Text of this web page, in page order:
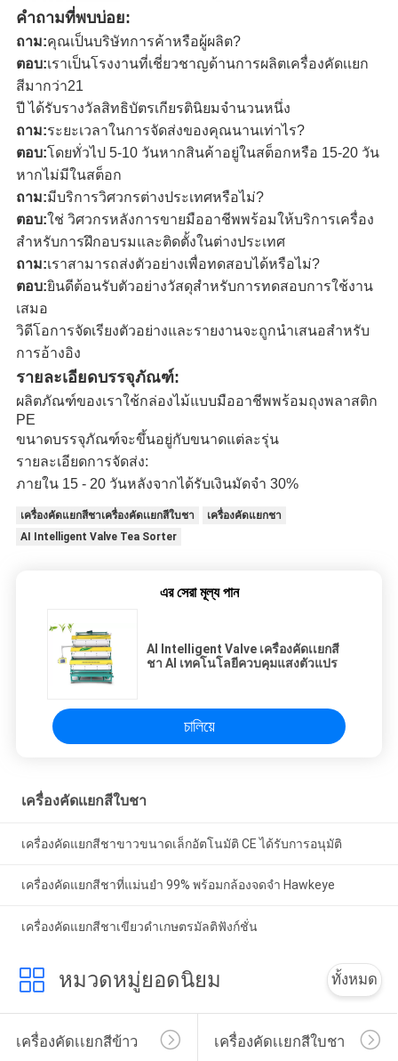
คำถามที่พบบ่อย:
ถาม:คุณเป็นบริษัทการค้าหรือผู้ผลิต?
ตอบ:เราเป็นโรงงานที่เชี่ยวชาญด้านการผลิตเครื่องคัดเเยก
สีมากว่า21
ปี ได้รับรางวัลสิทธิบัตรเกียรตินิยมจำนวนหนึ่ง
ถาม:ระยะเวลาในการจัดส่งของคุณนานเท่าไร?
ตอบ:โดยทั่วไป 5-10 วันหากสินค้าอยู่ในสต็อกหรือ 15-20 วัน
หากไม่มีในสต็อก
ถาม:มีบริการวิศวกรต่างประเทศหรือไม่?
ตอบ:ใช่ วิศวกรหลังการขายมืออาชีพพร้อมให้บริการเครื่อง
สำหรับการฝึกอบรมและติดตั้งในต่างประเทศ
ถาม:เราสามารถส่งตัวอย่างเพื่อทดสอบได้หรือไม่?
ตอบ:ยินดีต้อนรับตัวอย่างวัสดุสำหรับการทดสอบการใช้งาน
เสมอ
วิดีโอการจัดเรียงตัวอย่างและรายงานจะถูกนำเสนอสำหรับ
การอ้างอิง
รายละเอียดบรรจุภัณฑ์:
ผลิตภัณฑ์ของเราใช้กล่องไม้แบบมืออาชีพพร้อมถุงพลาสติก
PE
ขนาดบรรจุภัณฑ์จะขึ้นอยู่กับขนาดแต่ละรุ่น
รายละเอียดการจัดส่ง:
ภายใน 15 - 20 วันหลังจากได้รับเงินมัดจำ 30%
เครื่องคัดแยกสีชาเครื่องคัดเเยกสีใบชา
เครื่องคัดแยกชา
AI Intelligent Valve Tea Sorter
এর সেরা মূল্য পান
AI Intelligent Valve เครื่องคัดเเยกสี
ชา AI เทคโนโลยีควบคุมแสงตัวแปร
চালিয়ে
เครื่องคัดเเยกสีใบชา
เครื่องคัดแยกสีชาขาวขนาดเล็กอัตโนมัติ CE ได้รับการอนุมัติ
เครื่องคัดแยกสีชาที่แม่นยำ 99% พร้อมกล้องจดจำ Hawkeye
เครื่องคัดแยกสีชาเขียวดำเกษตรมัลติฟังก์ชั่น
หมวดหมู่ยอดนิยม ทั้งหมด
เครื่องคัดเเยกสีข้าว เครื่องคัดเเยกสีใบชา